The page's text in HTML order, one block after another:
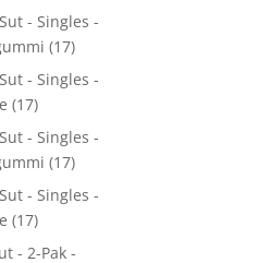
- Singles -
(17)
- Singles -
(17)
- Singles -
(17)
- Singles -
(17)
- 2-Pak -